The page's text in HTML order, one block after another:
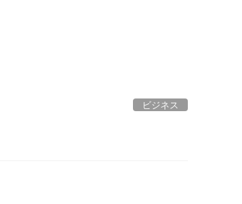
ビジネス